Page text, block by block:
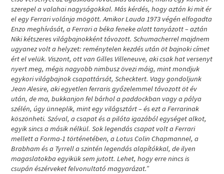
szerepel a valahai nagyságokkal. Más kérdés, hogy aztán ki mit ér
el egy Ferrari volánja mögött. Amikor Lauda 1973 végén elfogadta
Enzo meghívását, a Ferrari a béka feneke alatt tanyázott – aztán
Niki kétszeres világbajnokként távozott. Schumacherrel majdnem
ugyanez volt a helyzet: reménytelen kezdés után öt bajnoki címet
ért el velük. Viszont, ott van Gilles Villeneuve, aki csak hat versenyt
nyert meg, mégis nagyobb nimbusz övezi máig, mint mondjuk
egykori világbajnok csapattársát, Schecktert. Vagy gondoljunk
Jean Alesire, aki egyetlen ferraris győzelemmel távozott öt év
után, de ma, bukkanjon fel bárhol a paddockban vagy a pálya
szélén, úgy ünneplik, mint egy világsztárt – és ezt a Ferrarinak
köszönheti. Szóval, a csapat és a pilóta igazából egységet alkot,
egyik sincs a másik nélkül. Sok legendás csapat volt a Ferrari
mellett a Forma-1 történetében, a Lotus Colin Chapmannel, a
Brabham és a Tyrrell a szintén legendás alapítókkal, de ilyen
magaslatokba egyikük sem jutott. Lehet, hogy erre nincs is
csupán észérveket felvonultató magyarázat.”